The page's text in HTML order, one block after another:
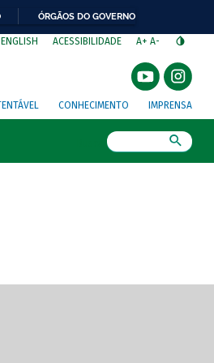
ÓRGÃOS DO GOVERNO
ENGLISH ACESSIBILIDADE A+ A-
CONHECIMENTO IMPRENSA